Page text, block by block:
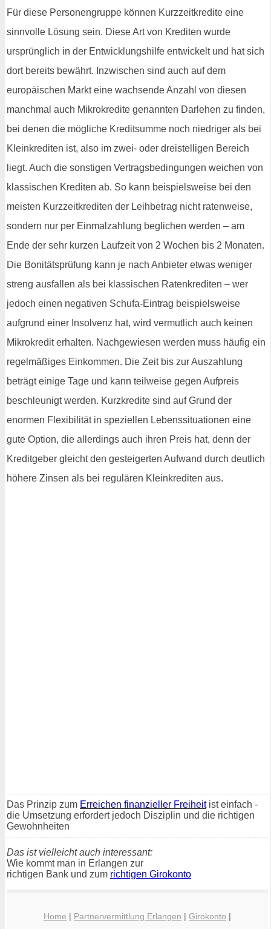
Für diese Personengruppe können Kurzzeitkredite eine
sinnvolle Lösung sein. Diese Art von Krediten wurde
ursprünglich in der Entwicklungshilfe entwickelt und hat sich
dort bereits bewährt. Inzwischen sind auch auf dem
europäischen Markt eine wachsende Anzahl von diesen
manchmal auch Mikrokredite genannten Darlehen zu finden,
bei denen die mögliche Kreditsumme noch niedriger als bei
Kleinkrediten ist, also im zwei- oder dreistelligen Bereich
liegt. Auch die sonstigen Vertragsbedingungen weichen von
klassischen Krediten ab. So kann beispielsweise bei den
meisten Kurzzeitkrediten der Leihbetrag nicht ratenweise,
sondern nur per Einmalzahlung beglichen werden – am
Ende der sehr kurzen Laufzeit von 2 Wochen bis 2 Monaten.
Die Bonitätsprüfung kann je nach Anbieter etwas weniger
streng ausfallen als bei klassischen Ratenkrediten – wer
jedoch einen negativen Schufa-Eintrag beispielsweise
aufgrund einer Insolvenz hat, wird vermutlich auch keinen
Mikrokredit erhalten. Nachgewiesen werden muss häufig ein
regelmäßiges Einkommen. Die Zeit bis zur Auszahlung
beträgt einige Tage und kann teilweise gegen Aufpreis
beschleunigt werden. Kurzkredite sind auf Grund der
enormen Flexibilität in speziellen Lebenssituationen eine
gute Option, die allerdings auch ihren Preis hat, denn der
Kreditgeber gleicht den gesteigerten Aufwand durch deutlich
höhere Zinsen als bei regulären Kleinkrediten aus.
Das Prinzip zum Erreichen finanzieller Freiheitist einfach -
die Umsetzung erfordert jedoch Disziplin und die richtigen
Gewohnheiten
Das ist vielleicht auch interessant:
Wie kommt man in Erlangen zur
richtigen Bank und zum richtigen Girokonto
Home | Partnervermittlung Erlangen | Girokonto |